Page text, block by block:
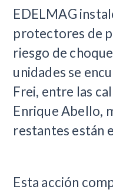
EDELMAG
protectores de
riesgo de
unidades se
Frei, entre las
Enrique Abello,
restantes están
Esta acción